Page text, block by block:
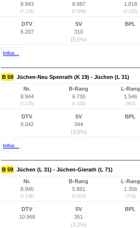
8.943
(7.134)
8.087
(5.689)
1.818
(1.232)
DTV
6.207
SV
310
(5,0%)
BPL
Infos...
B 59 Jüchen-Neu Spenrath (K 19) - Jüchen (L 31)
Nr.
8.944
(7.135)
B-Rang
6.730
(4.345)
L-Rang
1.546
(963)
DTV
9.042
SV
344
(3,8%)
BPL
Infos...
B 59 Jüchen (L 31) - Jüchen-Gierath (L 71)
Nr.
8.945
(7.136)
B-Rang
5.881
(3.503)
L-Rang
1.356
(774)
DTV
10.968
SV
351
(3,2%)
BPL